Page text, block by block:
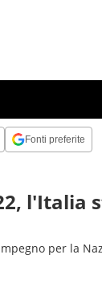
Fonti preferite
l'Italia
per la